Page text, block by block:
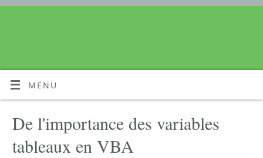
MENU
De l'importance des variables
tableaux en VBA